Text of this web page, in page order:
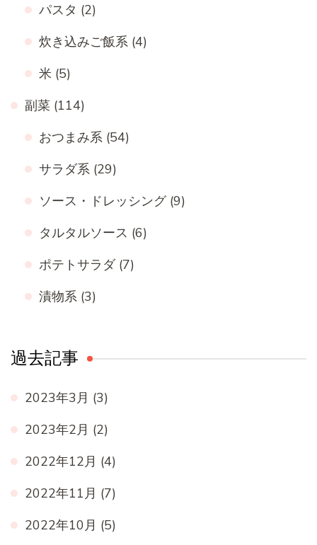
パスタ (2)
炊き込みご飯系 (4)
米 (5)
副菜 (114)
おつまみ系 (54)
サラダ系 (29)
ソース・ドレッシング(9)
タルタルソース (6)
ポテトサラダ (7)
漬物系 (3)
過去記事
2023年3月 (3)
2023年2月 (2)
2022年12月 (4)
2022年11月 (7)
2022年10月 (5)